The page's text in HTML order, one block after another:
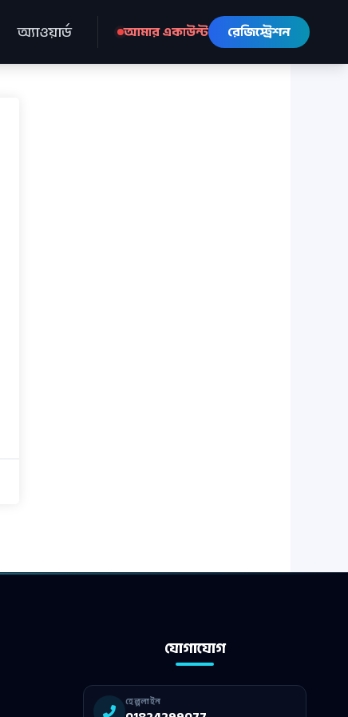
অ্যাওয়ার্ড আমার একাউন্ট রেজিস্ট্রেশন
যোগাযোগ
হেল্পলাইন